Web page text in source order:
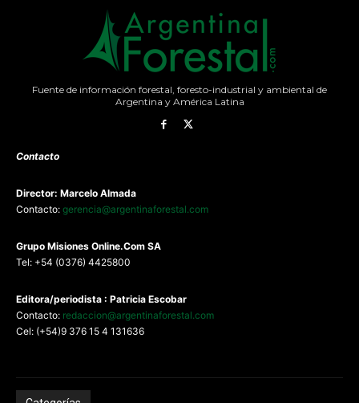
Fuente de información forestal, foresto-industrial y ambiental de
Argentina y América Latina
Contacto
Director: Marcelo Almada
Contacto: gerencia@argentinaforestal.com
Grupo Misiones Online.Com SA
Tel: +54 (0376) 4425800
Editora/periodista : Patricia Escobar
Contacto: redaccion@argentinaforestal.com
Cel: (+54)9 376 15 4 131636